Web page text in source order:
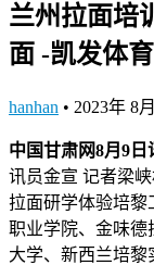
兰州拉面培
面 -凯发体
hanhan • 2023年 8
中国甘肃网8月9日
讯员金宣 记者梁
拉面研学体验培黎
职业学院、金味德
大学、新西兰培黎